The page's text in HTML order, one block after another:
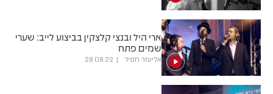
ארי היל ובנצי קלצקין בביצוע לייב: שערי
שמים פתח
אליעזר חסיד 28.08.22